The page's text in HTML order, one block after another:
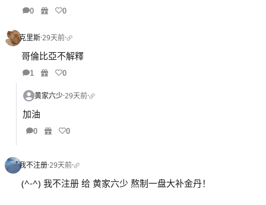
0 0
克里斯·29天前·
哥倫比亞不解釋
1 0
黄家六少·29天前·
加油
0 0
我不注册·29天前·
(^-^) 我不注册 给 黄家六少 熬制一盘大补金丹！